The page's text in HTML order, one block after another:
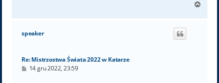
g
speaker
Re: Mistrzostwa Świata 2022 w Katarze
P14 gru 2022, 23:59